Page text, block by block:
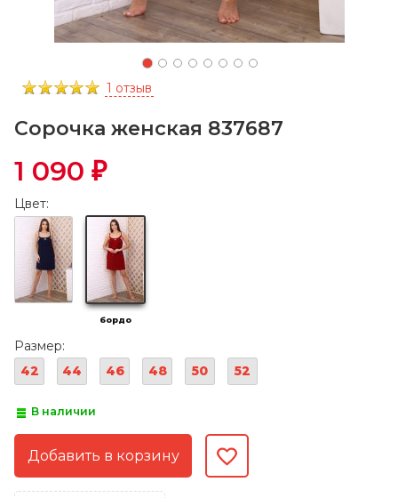
1 отзыв
Сорочка женская 837687
1 090 ₽
Цвет:
бордо
Размер:
42
44 46 48 50 52
В наличии